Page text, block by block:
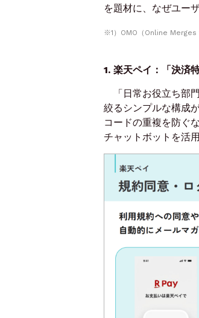
を題材に、なぜユー
※1）OMO（Online Merges
1. 楽天ペイ：「決済
「日常お役立ち部
絞るシンプルな構成
コードの重複を防ぐ
チャットボットを活